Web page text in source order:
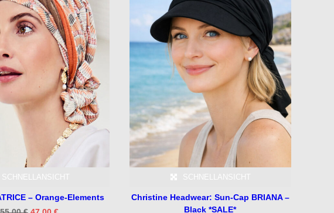
SCHNELLANSICHT
– Orange-Elements
SCHNELLANSICHT
Christine Headwear: Sun-Cap BRIANA –
Black *SALE*